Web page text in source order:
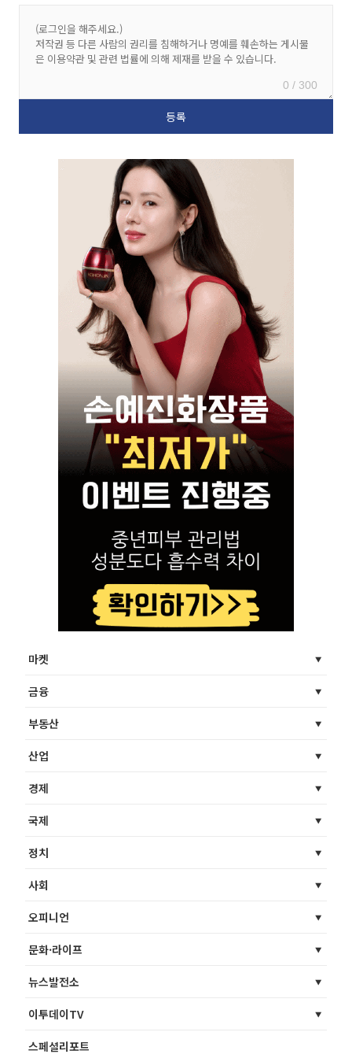
0 / 300
마켓
금융
부동산
산업
경제
국제
정치
사회
오피니언
문화·라이프
뉴스발전소
이투데이TV
스페셜리포트